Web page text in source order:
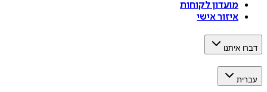
מועדון לקוחות
איזור אישי
דברו איתנו
עברית